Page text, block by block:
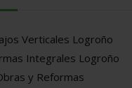
Verticales Logroño
Integrales Logroño
y Reformas